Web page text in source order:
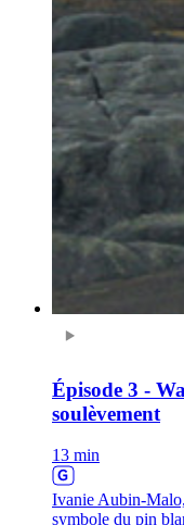
Épisode 3 -
soulèvement
13 min
Ivanie Aubin-
symbole du pin